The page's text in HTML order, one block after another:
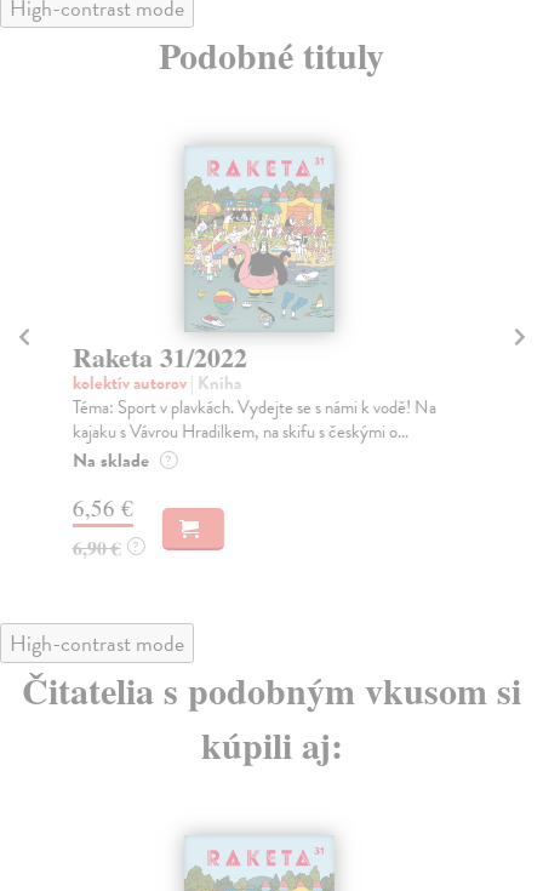
High-contrast mode
Podobné tituly
Raketa 31/2022
kolektív autorov| Kniha
Téma: Sport v plavkách. Vydejte se s námi k vodě! Na
kajaku s Vávrou Hradilkem, na skifu s českými o...
Na sklade ?
6,56 €
6,90 € ?
High-contrast mode
Čitatelia s podobným vkusom si
kúpili aj: